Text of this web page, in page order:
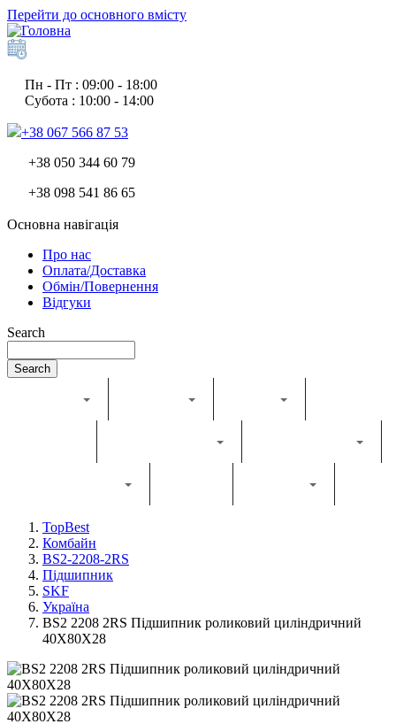
Перейти до основного вмісту
Пн - Пт : 09:00 - 18:00
Субота : 10:00 - 14:00
+38 067 566 87 53
+38 050 344 60 79
+38 098 541 86 65
Основна навігація
Про нас
Оплата/Доставка
Обмін/Повернення
Відгуки
Search
Search
TopBest
Комбайн
BS2-2208-2RS
Підшипник
SKF
Україна
BS2 2208 2RS Підшипник роликовий циліндричний
40X80X28